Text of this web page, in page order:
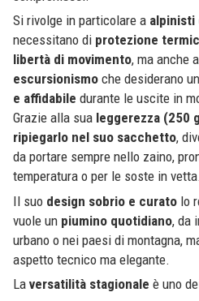
Si rivolge in particolare a alpinisti
necessitano di protezione
libertà di movimento, ma anche a
escursionismo che desiderano un
e affidabile durante le uscite in
Grazie alla sua leggerezza (250
ripiegarlo nel suo sacchetto,
da portare sempre nello zaino,
temperatura o per le soste in vetta.
Il suo design sobrio e curato lo
vuole un piumino quotidiano, da
urbano o nei paesi di montagna,
aspetto tecnico ma elegante.
La versatilità stagionale è uno